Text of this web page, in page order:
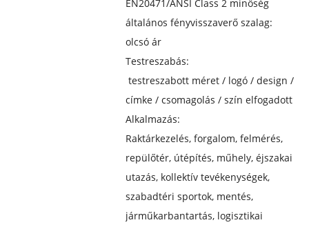
EN20471/ANSI Class 2 minőség
általános fényvisszaverő szalag:
olcsó ár
Testreszabás:
testreszabott méret / logó / design /
címke / csomagolás / szín elfogadott
Alkalmazás:
Raktárkezelés, forgalom, felmérés,
repülőtér, útépítés, műhely, éjszakai
utazás, kollektív tevékenységek,
szabadtéri sportok, mentés,
járműkarbantartás, logisztikai